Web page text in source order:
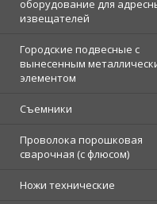
оборудование для
извещателей
Городские подвесные с
вынесенным
элементом
Съемники
Проволока порошковая
сварочная (с флюсом)
Ножи технические